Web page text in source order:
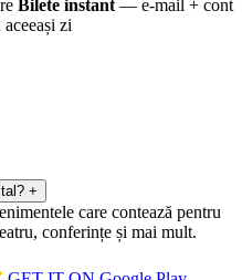
Bilete instant — e-mail + cont
zi
+
care contează pentru
conferințe și mai mult.